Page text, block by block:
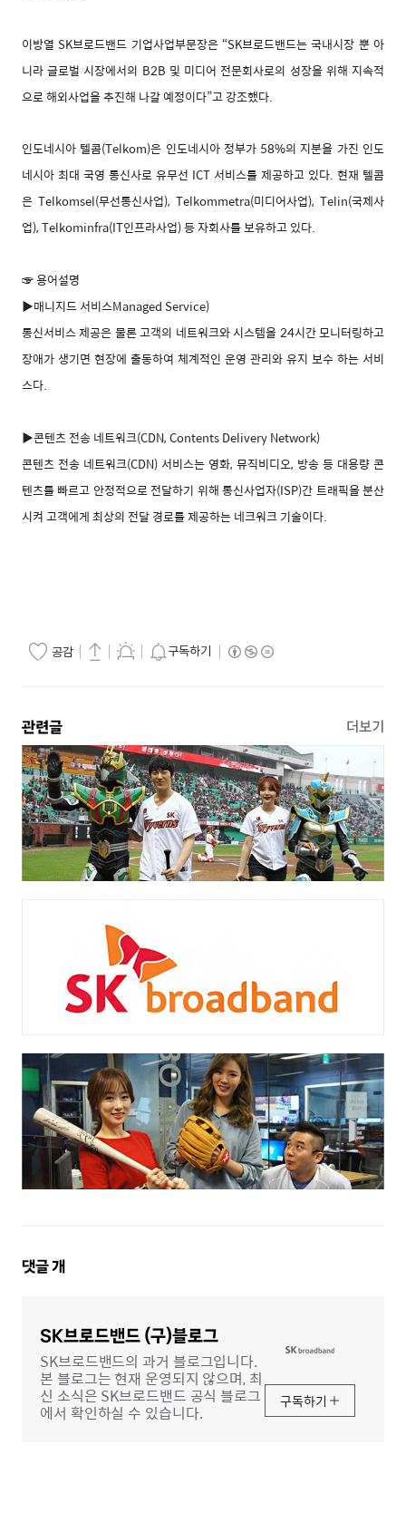
이방열 SK브로드밴드 기업사업부문장은 “SK브로드밴드는 국내시장 뿐 아
니라 글로벌 시장에서의 B2B 및 미디어 전문회사로의 성장을 위해 지속적
으로 해외사업을 추진해 나갈 예정이다”고 강조했다.
인도네시아 텔콤(Telkom)은 인도네시아 정부가 58%의 지분을 가진 인도
네시아 최대 국영 통신사로 유무선 ICT 서비스를 제공하고 있다. 현재 텔콤
은 Telkomsel(무선통신사업), Telkommetra(미디어사업), Telin(국제사
업), Telkominfra(IT인프라사업) 등 자회사를 보유하고 있다.
☞ 용어설명
▶매니지드 서비스Managed Service)
통신서비스 제공은 물론 고객의 네트워크와 시스템을 24시간 모니터링하고
장애가 생기면 현장에 출동하여 체계적인 운영 관리와 유지 보수 하는 서비
스다.
▶콘텐츠 전송 네트워크(CDN, Contents Delivery Network)
콘텐츠 전송 네트워크(CDN) 서비스는 영화, 뮤직비디오, 방송 등 대용량 콘
텐츠를 빠르고 안정적으로 전달하기 위해 통신사업자(ISP)간 트래픽을 분산
시켜 고객에게 최상의 전달 경로를 제공하는 네크워크 기술이다.
공감 구독하기
관련글 더보기
댓
댓글개
SK브로드밴드 (구)블로그
SK브로드밴드의 과거 블로그입니다.
본 블로그는 현재 운영되지 않으며, 최
신 소식은 SK브로드밴드 공식 블로그
에서 확인하실 수 있습니다.
구독하기